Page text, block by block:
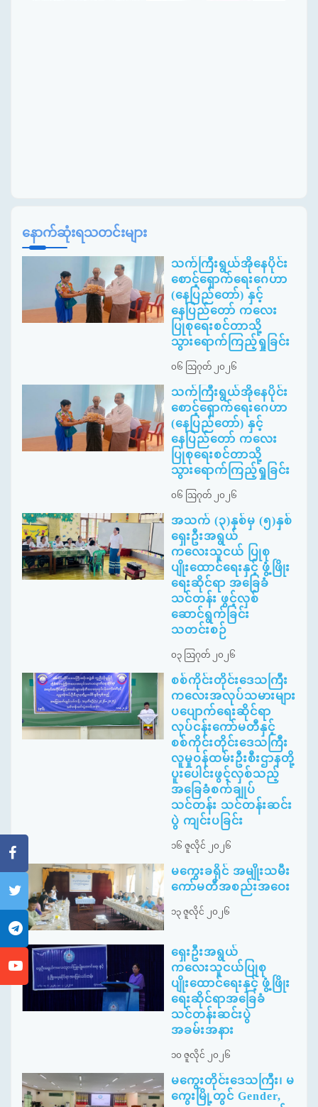
နောက်ဆုံးရသတင်းများ
သက်ကြီးရွယ်အိုနေပိုင်း
စောင့်ရှောက်ရေးဂေဟာ
(နေပြည်တော်) နှင့်
နေပြည်တော် ကလေး
ပြုစုရေးစင်တာသို့
သွားရောက်ကြည့်ရှုခြင်း
၀၆ ဩဂုတ် ၂၀၂၆
သက်ကြီးရွယ်အိုနေပိုင်း
စောင့်ရှောက်ရေးဂေဟာ
(နေပြည်တော်) နှင့်
နေပြည်တော် ကလေး
ပြုစုရေးစင်တာသို့
သွားရောက်ကြည့်ရှုခြင်း
၀၆ ဩဂုတ် ၂၀၂၆
အသက် (၃)နှစ်မှ (၅)နှစ်
ရှေးဦးအရွယ်
ကလေးသူငယ် ပြုစု
ပျိုးထောင်ရေးနှင့် ဖွံ့ဖြိုး
ရေးဆိုင်ရာ အခြေခံ
သင်တန်း ဖွင့်လှစ်
ဆောင်ရွက်ခြင်း
သတင်းစဉ်
၀၃ ဩဂုတ် ၂၀၂၆
စစ်ကိုင်းတိုင်းဒေသကြီး
ကလေးအလုပ်သမားများ
ပပျောက်ရေးဆိုင်ရာ
လုပ်ငန်းကော်မတီနှင့်
စစ်ကိုင်းတိုင်းဒေသကြီး
လူမှုဝန်ထမ်းဦးစီးဌာနတို့
ပူးပေါင်းဖွင့်လှစ်သည့်
အခြေခံစက်ချုပ်
သင်တန်း သင်တန်းဆင်း
ပွဲ ကျင်းပခြင်း
၁၆ ဇူလိုင် ၂၀၂၆
မကွေးခရိုင် အမျိုးသမီး
ကော်မတီအစည်းအဝေး
၁၃ ဇူလိုင် ၂၀၂၆
ရှေးဦးအရွယ်
ကလေးသူငယ်ပြုစု
ပျိုးထောင်ရေးနှင့် ဖွံ့ဖြိုး
ရေးဆိုင်ရာအခြေခံ
သင်တန်းဆင်းပွဲ
အခမ်းအနား
၁၀ ဇူလိုင် ၂၀၂၆
မကွေးတိုင်းဒေသကြီး၊ မ
ကွေးမြို့တွင် Gender,